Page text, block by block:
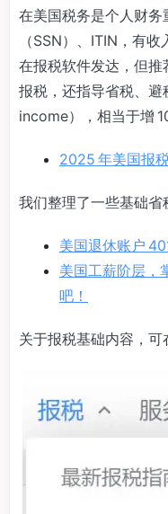
在美国税务是个人财
（SSN）、ITIN，有
在报税软件发达，但
报税，还指导省税、
income），相当于增
2025 年美国报
我们整理了一些基础省
美国退休账户
美国工薪阶层，
吧！
关于报税基础内容，可